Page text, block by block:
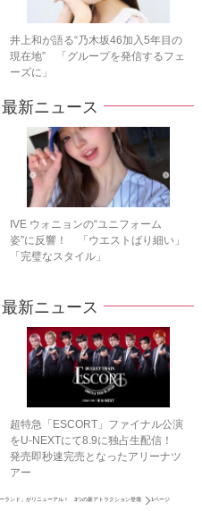
井上和が語る“乃木坂46加入5年目の
現在地” 「グループを発信するフェ
ーズに」
新ニュース
IVE ウォニョンの“ユニフォーム
姿”に反響！ 「ウエストばり細い」
「完璧なスタイル」
新ニュース
超特急「ESCORT」ファイナル公演
をU-NEXTにて8.9に独占生配信！
発売即秒速完売となったアリーナツ
アー
ランド」がリニューアル！ 3つの新アトラクション登場 1ページ